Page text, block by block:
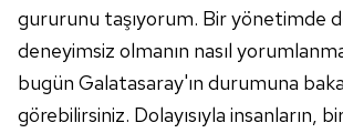
gururunu taşıyorum. Bir yönetimde
deneyimsiz olmanın nasıl
bugün Galatasaray'ın durumuna
görebilirsiniz. Dolayısıyla insanların,